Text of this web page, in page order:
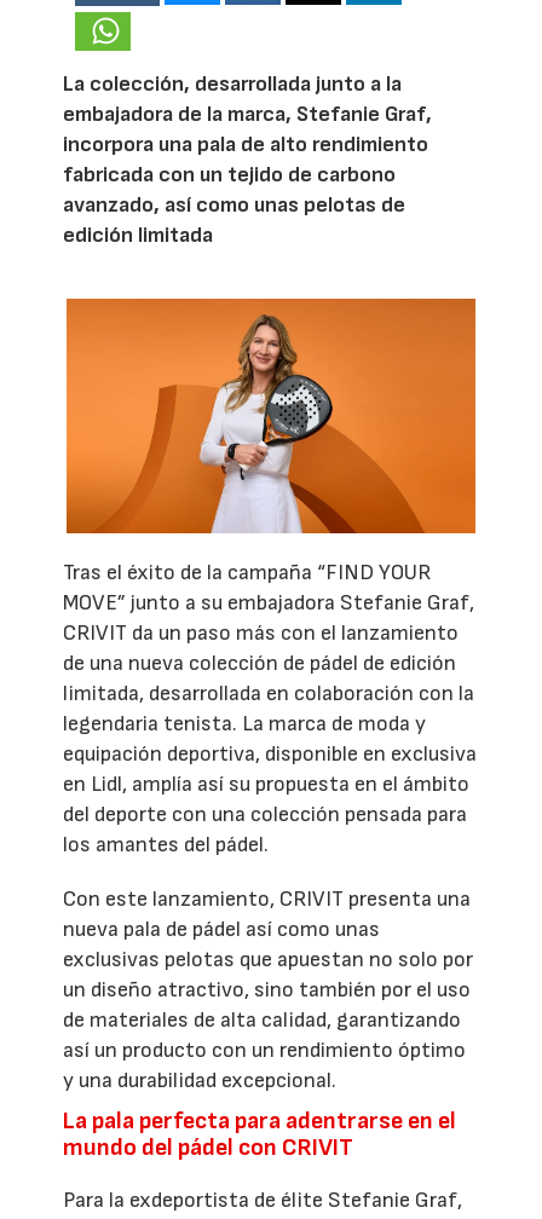
La colección, desarrollada junto a la
embajadora de la marca, Stefanie Graf,
incorpora una pala de alto rendimiento
fabricada con un tejido de carbono
avanzado, así como unas pelotas de
edición limitada
Tras el éxito de la campaña “FIND YOUR
MOVE” junto a su embajadora Stefanie Graf,
CRIVIT da un paso más con el lanzamiento
de una nueva colección de pádel de edición
limitada, desarrollada en colaboración con la
legendaria tenista. La marca de moda y
equipación deportiva, disponible en exclusiva
en Lidl, amplía así su propuesta en el ámbito
del deporte con una colección pensada para
los amantes del pádel.
Con este lanzamiento, CRIVIT presenta una
nueva pala de pádel así como unas
exclusivas pelotas que apuestan no solo por
un diseño atractivo, sino también por el uso
de materiales de alta calidad, garantizando
así un producto con un rendimiento óptimo
y una durabilidad excepcional.
La pala perfecta para adentrarse en el
mundo del pádel con CRIVIT
Para la exdeportista de élite Stefanie Graf,